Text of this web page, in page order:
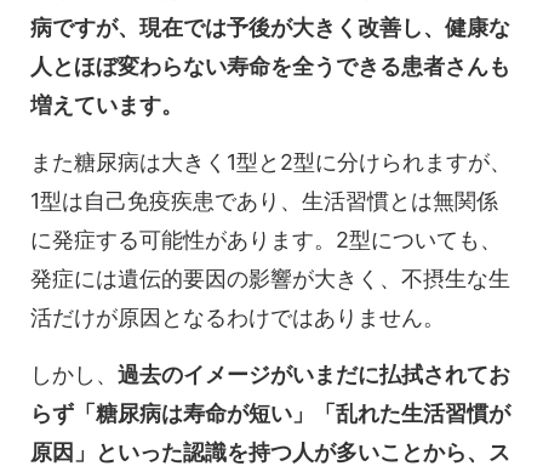
病ですが、現在では予後が大きく改善し、健康な
人とほぼ変わらない寿命を全うできる患者さんも
増えています。
また糖尿病は大きく1型と2型に分けられますが、
1型は自己免疫疾患であり、生活習慣とは無関係
に発症する可能性があります。2型についても、
発症には遺伝的要因の影響が大きく、不摂生な生
活だけが原因となるわけではありません。
しかし、 過去のイメージがいまだに払拭されてお
らず「糖尿病は寿命が短い」「乱れた生活習慣が
原因」といった認識を持つ人が多いことから、ス